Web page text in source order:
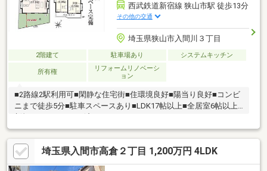
西武鉄道新宿線 狭山市駅 徒歩13分
その他の交通
埼玉県狭山市入間川３丁目
2階建て 駐車場あり システムキッチン
所有権
リフォームリノベーシ
ョン
■2路線2駅利用可■閑静な住宅街■住環境良好■陽当り良好■コンビ
ニまで徒歩5分■駐車スペースあり■LDK17帖以上■全居室6帖以上■
埼玉県入間市高倉２丁目 1,200万円 4LDK